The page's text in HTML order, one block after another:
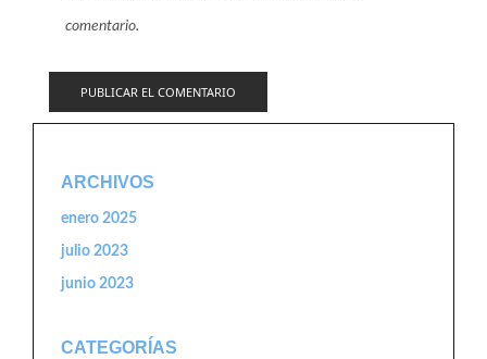
comentario.
ARCHIVOS
enero 2025
julio 2023
junio 2023
CATEGORÍAS